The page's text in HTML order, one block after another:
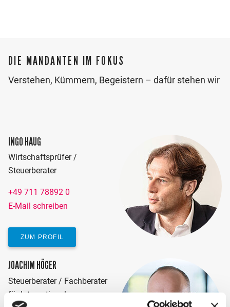
DIE MANDANTEN IM FOKUS
Verstehen, Kümmern, Begeistern – dafür stehen wir
INGO HAUG
Wirtschaftsprüfer /
Steuerberater
+49 711 78892 0
E-Mail schreiben
ZUM PROFIL
JOACHIM HÖGER
Steuerberater / Fachberater
für Internationales